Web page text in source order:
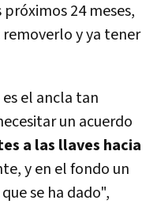
24 meses,
y ya tener
el ancla tan
un acuerdo
a las llaves hacia
y en el fondo un
se ha dado",